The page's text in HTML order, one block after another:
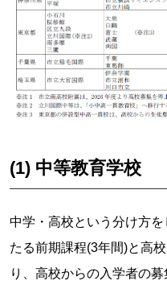
(1) 中等教育学校
中学・高校という分け方
たる前期課程(3年間)と高
り、高校からの入学者の募